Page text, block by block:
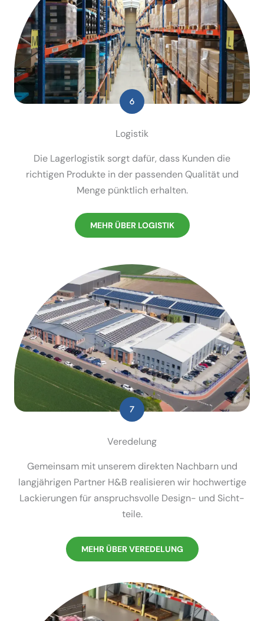
Logistik
Die Lager­lo­gistik sorgt dafür, dass Kunden die
richtigen Produkte in der passenden Qualität und
Menge pünktlich erhalten.
MEHR ÜBER LOGISTIK
Veredelung
Gemeinsam mit unserem direkten Nachbarn und
langjäh­rigen Partner H&B reali­sieren wir hochwertige
Lackie­rungen für anspruchs­volle Design- und Sicht­
teile.
MEHR ÜBER VEREDELUNG